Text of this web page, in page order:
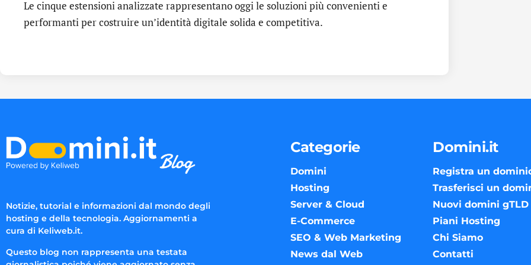
Le cinque estensioni analizzate rappresentano oggi le soluzioni più convenienti e
performanti per costruire un’identità digitale solida e competitiva.
Notizie, tutorial e informazioni dal mondo degli
hosting e della tecnologia. Aggiornamenti a
cura di Keliweb.it.
Questo blog non rappresenta una testata
Categorie
Domini
Hosting
Server & Cloud
E-Commerce
SEO & Web Marketing
News dal Web
Domini.it
Registra un
Trasferisci un
Nuovi domini gTLD
Piani Hosting
Chi Siamo
Contatti